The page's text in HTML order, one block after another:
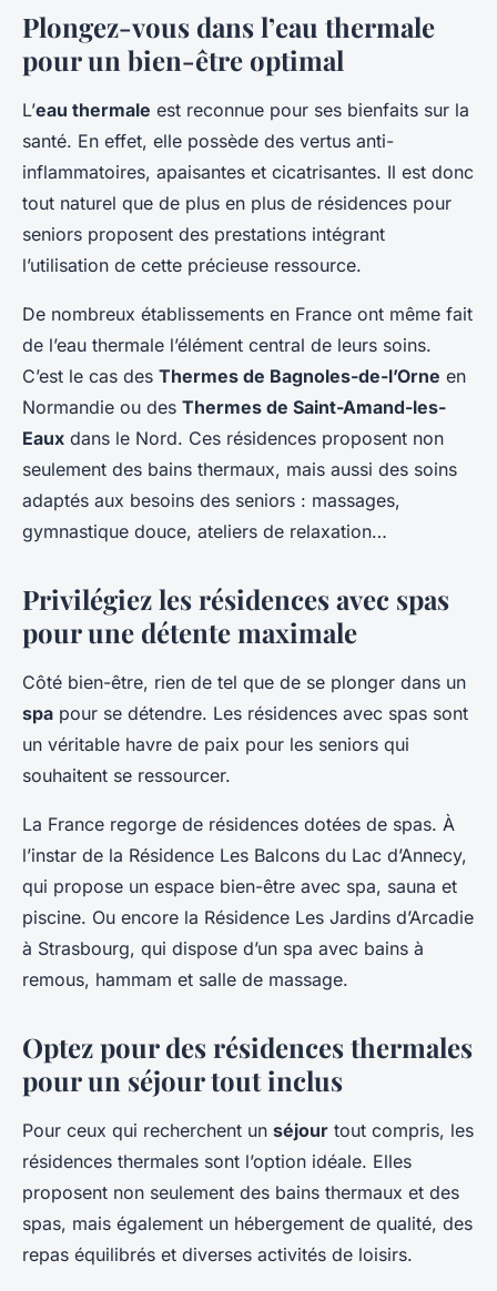
Plongez-vous dans l’eau thermale
pour un bien-être optimal
L’eau thermale est reconnue pour ses bienfaits sur la
santé. En effet, elle possède des vertus anti-
inflammatoires, apaisantes et cicatrisantes. Il est donc
tout naturel que de plus en plus de résidences pour
seniors proposent des prestations intégrant
l’utilisation de cette précieuse ressource.
De nombreux établissements en France ont même fait
de l’eau thermale l’élément central de leurs soins.
C’est le cas des Thermes de Bagnoles-de-l’Orne en
Normandie ou des Thermes de Saint-Amand-les-
Eaux dans le Nord. Ces résidences proposent non
seulement des bains thermaux, mais aussi des soins
adaptés aux besoins des seniors : massages,
gymnastique douce, ateliers de relaxation…
Privilégiez les résidences avec spas
pour une détente maximale
Côté bien-être, rien de tel que de se plonger dans un
spa pour se détendre. Les résidences avec spas sont
un véritable havre de paix pour les seniors qui
souhaitent se ressourcer.
La France regorge de résidences dotées de spas. À
l’instar de la Résidence Les Balcons du Lac d’Annecy,
qui propose un espace bien-être avec spa, sauna et
piscine. Ou encore la Résidence Les Jardins d’Arcadie
à Strasbourg, qui dispose d’un spa avec bains à
remous, hammam et salle de massage.
Optez pour des résidences thermales
pour un séjour tout inclus
Pour ceux qui recherchent un séjour tout compris, les
résidences thermales sont l’option idéale. Elles
proposent non seulement des bains thermaux et des
spas, mais également un hébergement de qualité, des
repas équilibrés et diverses activités de loisirs.